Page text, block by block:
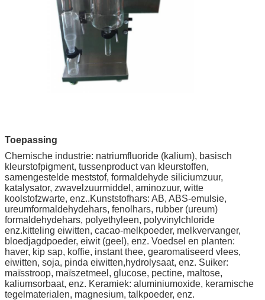
Toepassing
Chemische industrie: natriumfluoride (kalium), basisch
kleurstofpigment, tussenproduct van kleurstoffen,
samengestelde meststof, formaldehyde siliciumzuur,
katalysator, zwavelzuurmiddel, aminozuur, witte
koolstofzwarte, enz..Kunststofhars: AB, ABS-emulsie,
ureumformaldehydehars, fenolhars, rubber (ureum)
formaldehydehars, polyethyleen, polyvinylchloride
enz.kitteling eiwitten, cacao-melkpoeder, melkvervanger,
bloedjagdpoeder, eiwit (geel), enz. Voedsel en planten:
haver, kip sap, koffie, instant thee, gearomatiseerd vlees,
eiwitten, soja, pinda eiwitten,hydrolysaat, enz. Suiker:
maïsstroop, maïszetmeel, glucose, pectine, maltose,
kaliumsorbaat, enz. Keramiek: aluminiumoxide, keramische
tegelmaterialen, magnesium, talkpoeder, enz.